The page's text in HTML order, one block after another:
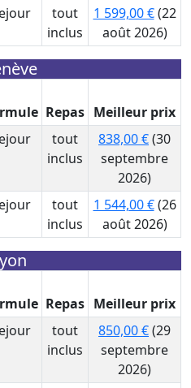
tout
inclus
1 599,00 €(22
août 2026)
Repas Meilleur prix
tout
inclus
838,00 €(30
septembre
2026)
tout
inclus
1 544,00 €(26
août 2026)
Repas Meilleur prix
tout
inclus
850,00 €(29
septembre
2026)